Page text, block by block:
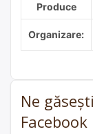
Produce
Organizare:
Ne
Facebook